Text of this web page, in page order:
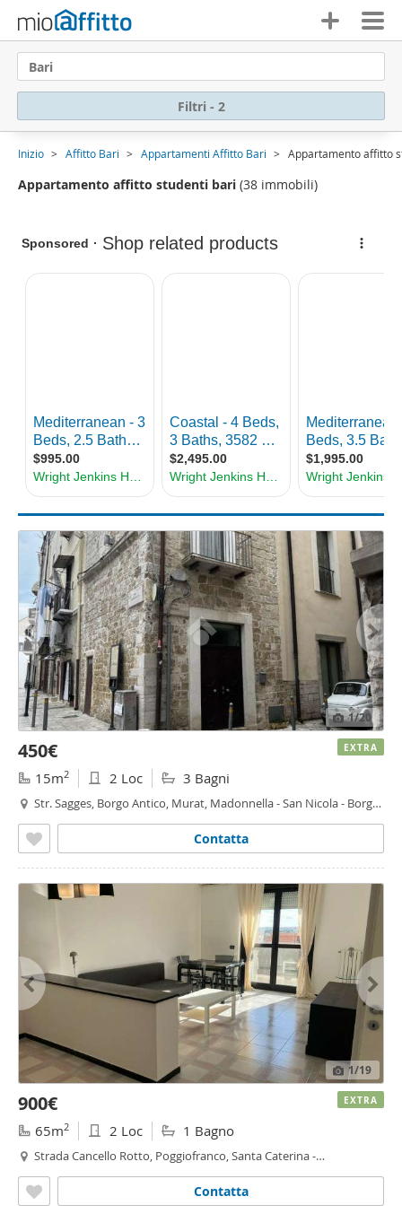
Bari
Filtri - 2
Inizio Affitto Bari Appartamenti Affitto Bari Appartamento affitto
Appartamento affitto studenti bari (38 immobili)
1/20
450€
15m2 2 Loc 3 Bagni
Str. Sagges, Borgo Antico, Murat, Madonnella - San Nicola - Borgo
Contatta
EXTRA
1/19
900€
65m2 2 Loc 1 Bagno
Strada Cancello Rotto, Poggiofranco, Santa Caterina -
Contatta
EXTRA